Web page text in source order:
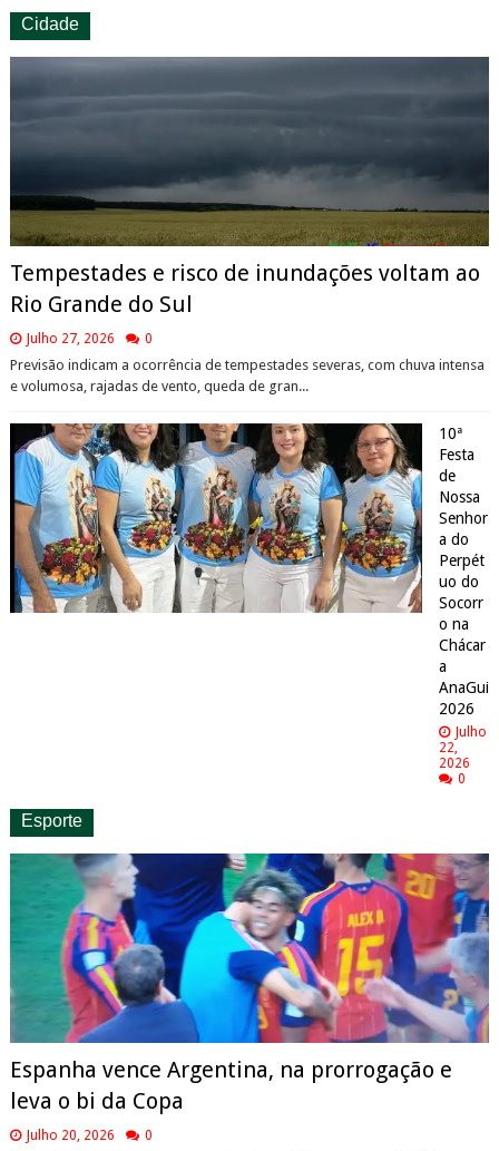
Cidade
Tempestades e risco de inundações voltam ao
Rio Grande do Sul
Julho 27, 2026 0
Previsão indicam a ocorrência de tempestades severas, com chuva intensa
e volumosa, rajadas de vento, queda de gran...
10ª
Festa
de
Nossa
Senhor
a do
Perpét
uo do
Socorr
o na
Chácar
a
AnaGui
2026
Julho
22,
2026
0
Esporte
Espanha vence Argentina, na prorrogação e
leva o bi da Copa
Julho 20, 2026 0